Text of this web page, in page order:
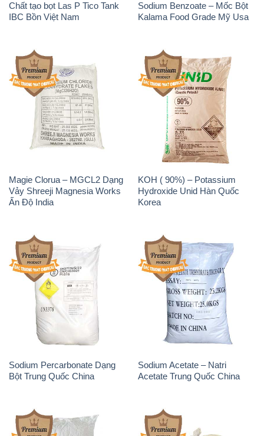
Chất tạo bọt Las P Tico Tank
IBC Bồn Việt Nam
Sodium Benzoate – Mốc Bột
Kalama Food Grade Mỹ Usa
Magie Clorua – MGCL2 Dạng
Vảy Shreeji Magnesia Works
Ấn Độ India
KOH ( 90%) – Potassium
Hydroxide Unid Hàn Quốc
Korea
Sodium Percarbonate Dạng
Bột Trung Quốc China
Sodium Acetate – Natri
Acetate Trung Quốc China